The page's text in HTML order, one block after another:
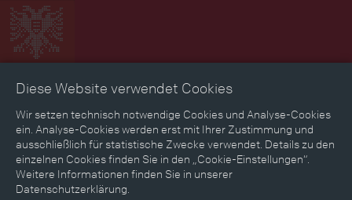
Zeitbild Zeitreise Landkarte Erinnerungen
Mediathek Textmodus
Themen Zeiträume Aspekte
Diese Website verwendet Cookies
Wir setzen technisch notwendige Cookies und Analyse-Cookies
ein. Analyse-Cookies werden erst mit Ihrer Zustimmung und
ausschließlich für statistische Zwecke verwendet. Details zu den
einzelnen Cookies finden Sie in den „Cookie-Einstellungen“.
Weitere Informationen finden Sie in unserer
Datenschutzerklärung.